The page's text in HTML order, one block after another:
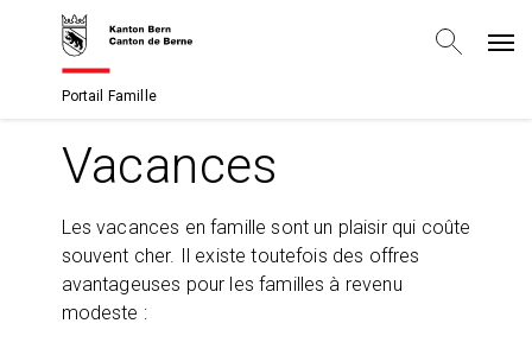
Portail Famille
Vacances
Les vacances en famille sont un plaisir qui coûte
souvent cher. Il existe toutefois des offres
avantageuses pour les familles à revenu
modeste :